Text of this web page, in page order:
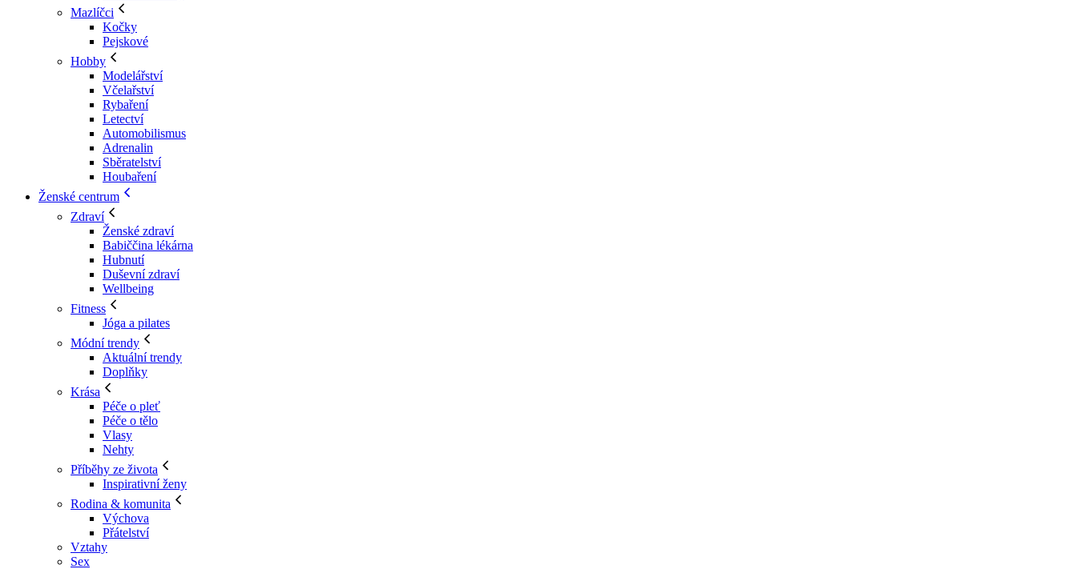
Mazlíčci
Kočky
Pejskové
Hobby
Modelářství
Včelařství
Rybaření
Letectví
Automobilismus
Adrenalin
Sběratelství
Houbaření
Ženské centrum
Zdraví
Ženské zdraví
Babiččina lékárna
Hubnutí
Duševní zdraví
Wellbeing
Fitness
Jóga a pilates
Módní trendy
Aktuální trendy
Doplňky
Krása
Péče o pleť
Péče o tělo
Vlasy
Nehty
Příběhy ze života
Inspirativní ženy
Rodina & komunita
Výchova
Přátelství
Vztahy
Sex